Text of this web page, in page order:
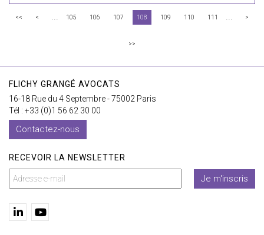
<< < ... 105 106 107 108 109 110 111 ... >
>>
FLICHY GRANGÉ AVOCATS
16-18 Rue du 4 Septembre - 75002 Paris
Tél : +33 (0)1 56 62 30 00
Contactez-nous
RECEVOIR LA NEWSLETTER
Je m'inscris